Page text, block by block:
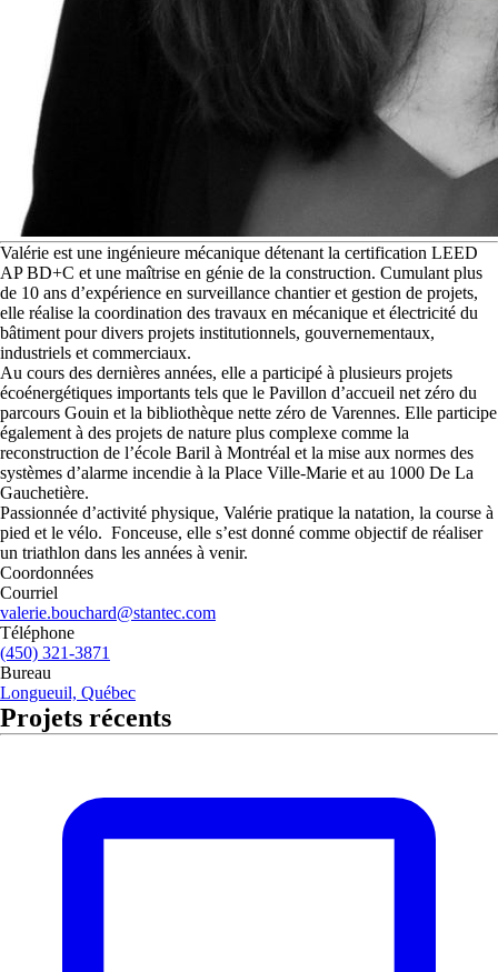
Valérie est une ingénieure mécanique détenant la certification LEED
AP BD+C et une maîtrise en génie de la construction. Cumulant plus
de 10 ans d’expérience en surveillance chantier et gestion de projets,
elle réalise la coordination des travaux en mécanique et électricité du
bâtiment pour divers projets institutionnels, gouvernementaux,
industriels et commerciaux.
Au cours des dernières années, elle a participé à plusieurs projets
écoénergétiques importants tels que le Pavillon d’accueil net zéro du
parcours Gouin et la bibliothèque nette zéro de Varennes. Elle participe
également à des projets de nature plus complexe comme la
reconstruction de l’école Baril à Montréal et la mise aux normes des
systèmes d’alarme incendie à la Place Ville-Marie et au 1000 De La
Gauchetière.
Passionnée d’activité physique, Valérie pratique la natation, la course à
pied et le vélo. Fonceuse, elle s’est donné comme objectif de réaliser
un triathlon dans les années à venir.
Coordonnées
Courriel
valerie.bouchard@stantec.com
Téléphone
(450) 321-3871
Bureau
Longueuil, Québec
Projets récents